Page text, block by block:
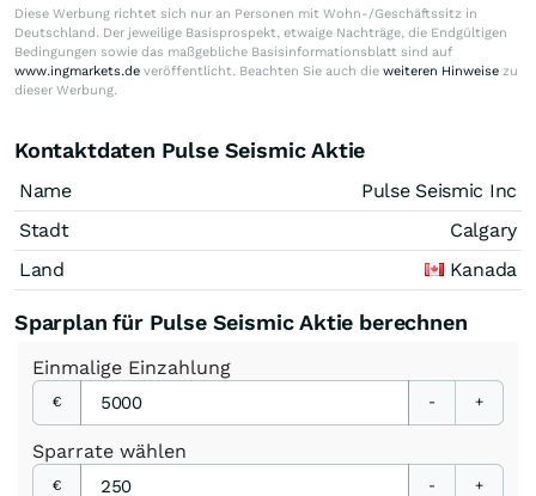
Diese Werbung richtet sich nur an Personen mit Wohn-/Geschäftssitz in
Deutschland. Der jeweilige Basisprospekt, etwaige Nachträge, die Endgültigen
Bedingungen sowie das maßgebliche Basisinformationsblatt sind auf
www.ingmarkets.de veröffentlicht. Beachten Sie auch die weiteren Hinweise zu
dieser Werbung.
Kontaktdaten Pulse Seismic Aktie
Name
Pulse Seismic Inc
Stadt
Calgary
Land
Kanada
Sparplan für Pulse Seismic Aktie berechnen
Einmalige Einzahlung
€ - +
Sparrate wählen
€ - +